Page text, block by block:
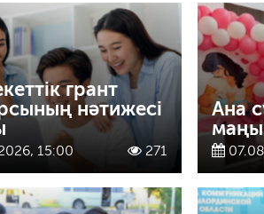
грант
нәтижесі
15:00 271
Ана